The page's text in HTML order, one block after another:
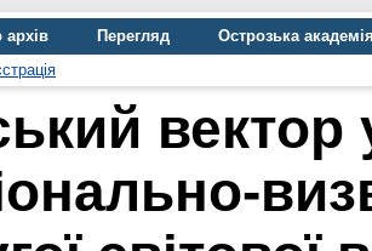
архів Перегляд
Острозька
вектор